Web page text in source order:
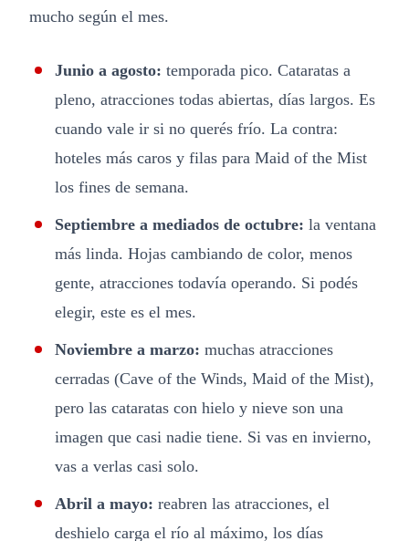
mucho según el mes.
Junio a agosto: temporada pico. Cataratas a
pleno, atracciones todas abiertas, días largos. Es
cuando vale ir si no querés frío. La contra:
hoteles más caros y filas para Maid of the Mist
los fines de semana.
Septiembre a mediados de octubre: la ventana
más linda. Hojas cambiando de color, menos
gente, atracciones todavía operando. Si podés
elegir, este es el mes.
Noviembre a marzo: muchas atracciones
cerradas (Cave of the Winds, Maid of the Mist),
pero las cataratas con hielo y nieve son una
imagen que casi nadie tiene. Si vas en invierno,
vas a verlas casi solo.
Abril a mayo: reabren las atracciones, el
deshielo carga el río al máximo, los días